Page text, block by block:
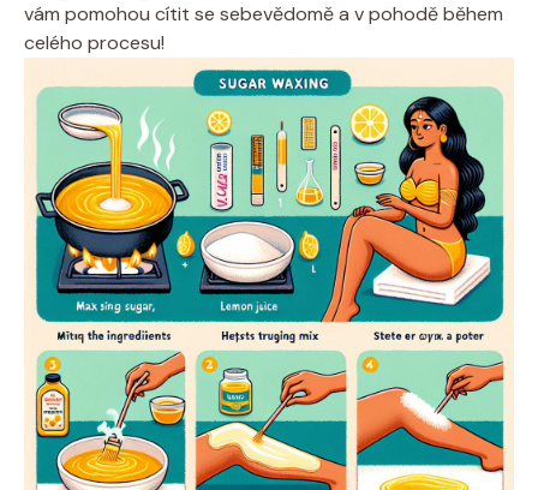
vám pomohou​ cítit se ‌sebevědomě​ a v pohodě během
celého procesu!